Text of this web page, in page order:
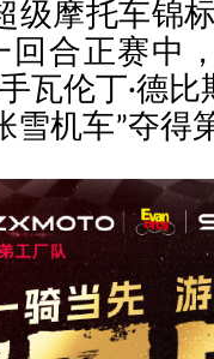
级摩托车锦
回合正赛中
瓦伦丁·德
雪机车”夺得